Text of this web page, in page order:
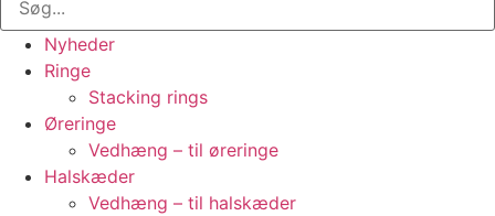
Nyheder
Ringe
Stacking rings
Øreringe
Vedhæng – til øreringe
Halskæder
Vedhæng – til halskæder